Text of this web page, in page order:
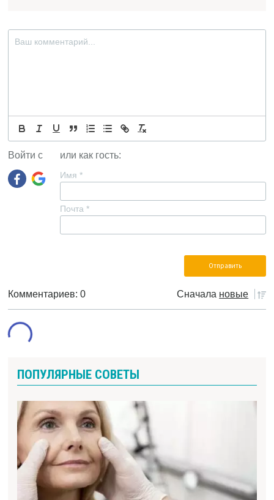
Войти с или как гость:
Имя *
Почта *
Комментариев: 0 Сначала новые
ПОПУЛЯРНЫЕ СОВЕТЫ